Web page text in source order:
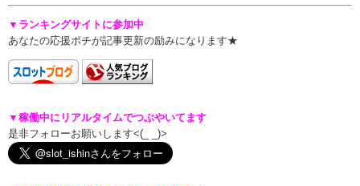
▼ランキングサイトに参加中
あなたの応援ポチが記事更新の励みになります★
▼稼働中にリアルタイムでつぶやいてます
是非フォローお願いします<(_ _)>